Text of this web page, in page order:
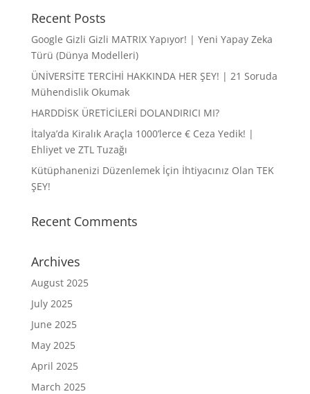
Recent Posts
Google Gizli Gizli MATRIX Yapıyor! | Yeni Yapay Zeka
Türü (Dünya Modelleri)
ÜNİVERSİTE TERCİHİ HAKKINDA HER ŞEY! | 21 Soruda
Mühendislik Okumak
HARDDİSK ÜRETİCİLERİ DOLANDIRICI MI?
İtalya’da Kiralık Araçla 1000’lerce € Ceza Yedik! |
Ehliyet ve ZTL Tuzağı
Kütüphanenizi Düzenlemek İçin İhtiyacınız Olan TEK
ŞEY!
Recent Comments
Archives
August 2025
July 2025
June 2025
May 2025
April 2025
March 2025